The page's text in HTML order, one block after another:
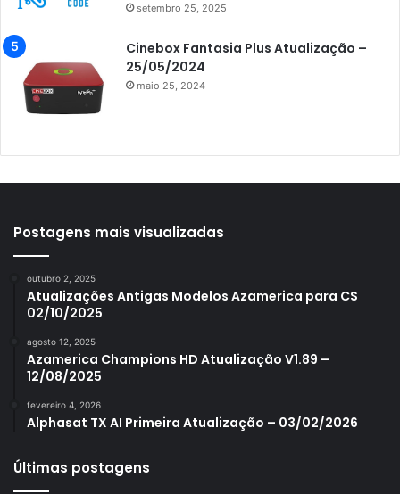
Azamerica King
Azamerica King GX PRO
Azamerica King IPTV
Azamerica Mobi
Azamerica S1005
Azamerica S1006 Plus
Azamerica S1007 New
Azamerica S1007 Plus
Azamerica S1009
Azamerica S2005
setembro 25, 2025
Cinebox Fantasia Plus Atualização –
25/05/2024
maio 25, 2024
Postagens mais visualizadas
outubro 2, 2025
Atualizações Antigas Modelos Azamerica para CS
02/10/2025
agosto 12, 2025
Azamerica Champions HD Atualização V1.89 –
12/08/2025
fevereiro 4, 2026
Alphasat TX AI Primeira Atualização – 03/02/2026
Últimas postagens